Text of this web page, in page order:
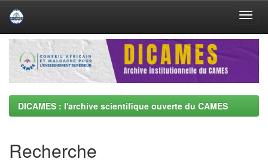
Skip
navigation
DICAMES : l'archive scientifique ouverte du CAMES
Recherche